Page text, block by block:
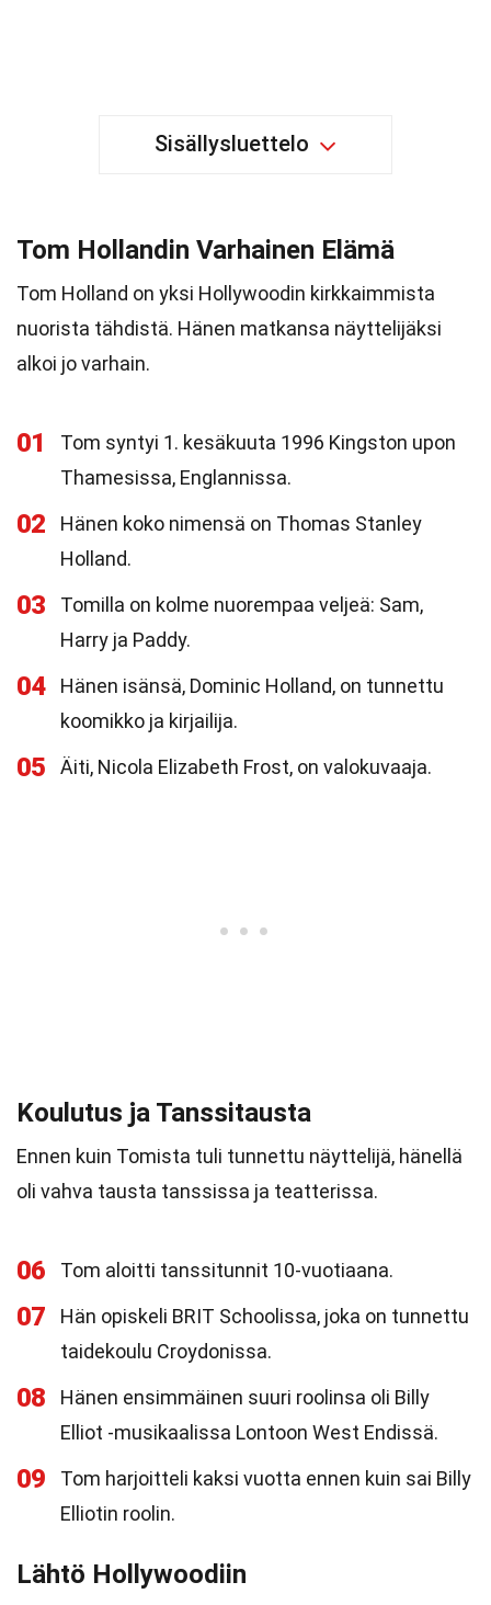
Sisällysluettelo
Tom Hollandin Varhainen Elämä
Tom Holland on yksi Hollywoodin kirkkaimmista
nuorista tähdistä. Hänen matkansa näyttelijäksi
alkoi jo varhain.
01
Tom syntyi 1. kesäkuuta 1996 Kingston upon
Thamesissa, Englannissa.
02
Hänen koko nimensä on Thomas Stanley
Holland.
03
Tomilla on kolme nuorempaa veljeä: Sam,
Harry ja Paddy.
04
Hänen isänsä, Dominic Holland, on tunnettu
koomikko ja kirjailija.
05 Äiti, Nicola Elizabeth Frost, on valokuvaaja.
Koulutus ja Tanssitausta
Ennen kuin Tomista tuli tunnettu näyttelijä, hänellä
oli vahva tausta tanssissa ja teatterissa.
06 Tom aloitti tanssitunnit 10-vuotiaana.
07
Hän opiskeli BRIT Schoolissa, joka on tunnettu
taidekoulu Croydonissa.
08
Hänen ensimmäinen suuri roolinsa oli Billy
Elliot -musikaalissa Lontoon West Endissä.
09
Tom harjoitteli kaksi vuotta ennen kuin sai Billy
Elliotin roolin.
Lähtö Hollywoodiin